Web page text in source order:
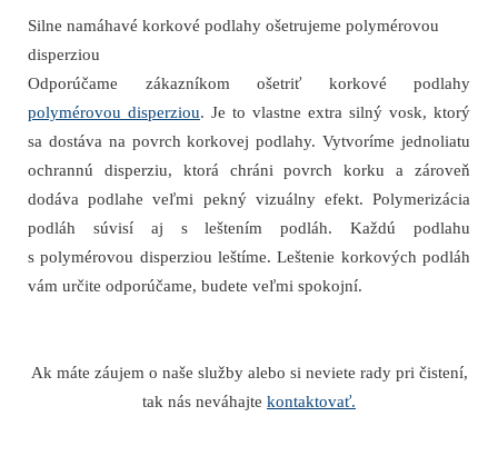
Silne namáhavé korkové podlahy ošetrujeme polymérovou
disperziou
Odporúčame zákazníkom ošetriť korkové podlahy
polymérovou disperziou. Je to vlastne extra silný vosk, ktorý
sa dostáva na povrch korkovej podlahy. Vytvoríme jednoliatu
ochrannú disperziu, ktorá chráni povrch korku a zároveň
dodáva podlahe veľmi pekný vizuálny efekt. Polymerizácia
podláh súvisí aj s leštením podláh. Každú podlahu
s polymérovou disperziou leštíme. Leštenie korkových podláh
vám určite odporúčame, budete veľmi spokojní.
Ak máte záujem o naše služby alebo si neviete rady pri čistení,
tak nás neváhajte kontaktovať.